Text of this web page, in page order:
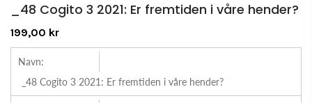
_48 Cogito 3 2021: Er fremtiden i våre hender?
199,00 kr
Navn:
_48 Cogito 3 2021: Er fremtiden i våre hender?